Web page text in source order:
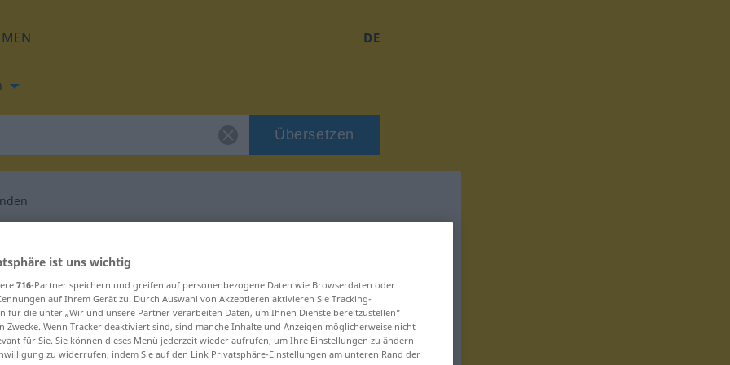
DE
Übersetzen
für "zurechtfinden"
ist uns wichtig
716-Partner speichern und greifen auf personenbezogene Daten wie Browserdaten oder
auf Ihrem Gerät zu. Durch Auswahl von Akzeptieren aktivieren Sie Tracking-
für die unter „Wir und unsere Partner verarbeiten Daten, um Ihnen Dienste bereitzustellen“
Zwecke. Wenn Tracker deaktiviert sind, sind manche Inhalte und Anzeigen möglicherweise nicht
für Sie. Sie können dieses Menü jederzeit wieder aufrufen, um Ihre Einstellungen zu ändern
zu widerrufen, indem Sie auf den Link Privatsphäre-Einstellungen am unteren Rand der